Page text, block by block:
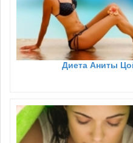
Диета Аниты